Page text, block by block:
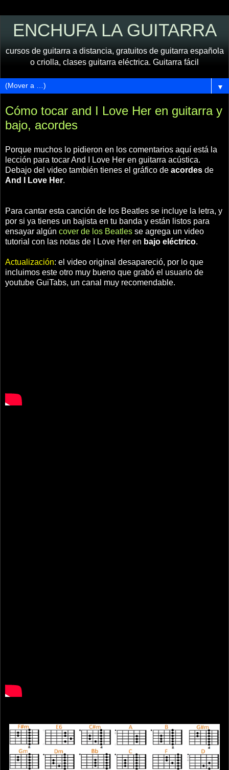
ENCHUFA LA GUITARRA
cursos de guitarra a distancia, gratuitos de guitarra española
o criolla, clases guitarra eléctrica. Guitarra fácil
▼
Cómo tocar and I Love Her en guitarra y
bajo, acordes
Porque muchos lo pidieron en los comentarios aquí está la
lección para tocar And I Love Her en guitarra acústica.
Debajo del video también tienes el gráfico de acordes de
And I Love Her.
Para cantar esta canción de los Beatles se incluye la letra, y
por si ya tienes un bajista en tu banda y están listos para
ensayar algún cover de los Beatles se agrega un video
tutorial con las notas de I Love Her en bajo eléctrico.
Actualización: el video original desapareció, por lo que
incluimos este otro muy bueno que grabó el usuario de
youtube GuiTabs, un canal muy recomendable.